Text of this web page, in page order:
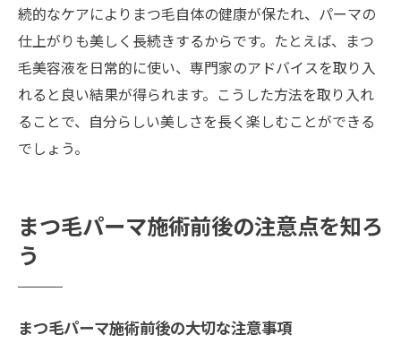
続的なケアによりまつ毛自体の健康が保たれ、パーマの
仕上がりも美しく長続きするからです。たとえば、まつ
毛美容液を日常的に使い、専門家のアドバイスを取り入
れると良い結果が得られます。こうした方法を取り入れ
ることで、自分らしい美しさを長く楽しむことができる
でしょう。
まつ毛パーマ施術前後の注意点を知ろ
う
まつ毛パーマ施術前後の大切な注意事項